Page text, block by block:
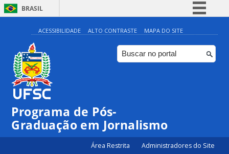
BRASIL
Simplifique!
Comunica BR
Participe
ACESSIBILIDADE ALTO CONTRASTE MAPA DO SITE
Programa de Pós-
Graduação em Jornalismo
Área Restrita Administradores do Site